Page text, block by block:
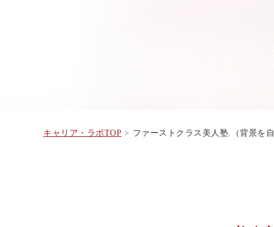
キャリア・ラボTOP ファーストクラス美人塾.（背景を